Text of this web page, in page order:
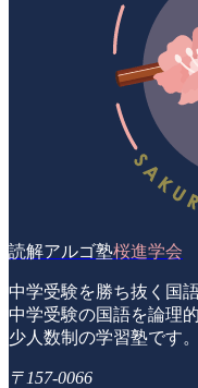
読解アルゴ塾桜進学会
中学受験を勝ち抜く国
中学受験の国語を論理
少人数制の学習塾です。
〒157-0066